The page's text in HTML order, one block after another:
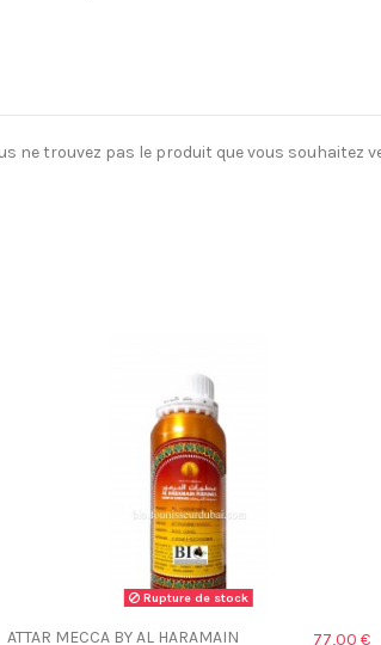
ne trouvez pas le produit que vous souhaitez
Rupture de stock
ATTAR MECCA BY AL HARAMAIN 77,00 €